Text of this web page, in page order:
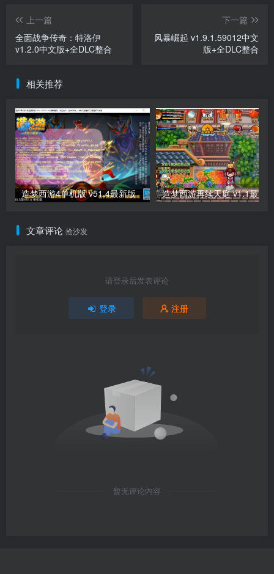
上一篇
全面战争传奇：特洛伊
v1.2.0中文版+全DLC整合
下一篇
风暴崛起 v1.9.1.59012中文
版+全DLC整合
相关推荐
造梦西游4单机版 v51.4最新版 造梦西游再续天庭 v1.1最新
文章评论 抢沙发
请登录后发表评论
登录 注册
暂无评论内容